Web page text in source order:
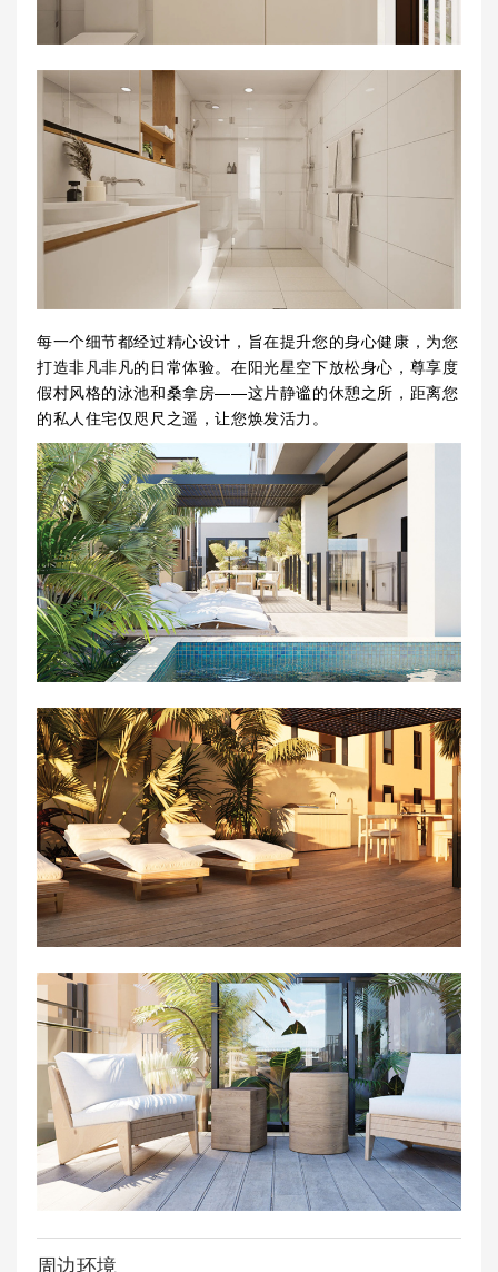
每一个细节都经过精心设计，旨在提升您的身心健康，为您
打造非凡非凡的日常体验。在阳光星空下放松身心，尊享度
假村风格的泳池和桑拿房——这片静谧的休憩之所，距离您
的私人住宅仅咫尺之遥，让您焕发活力。
周边环境